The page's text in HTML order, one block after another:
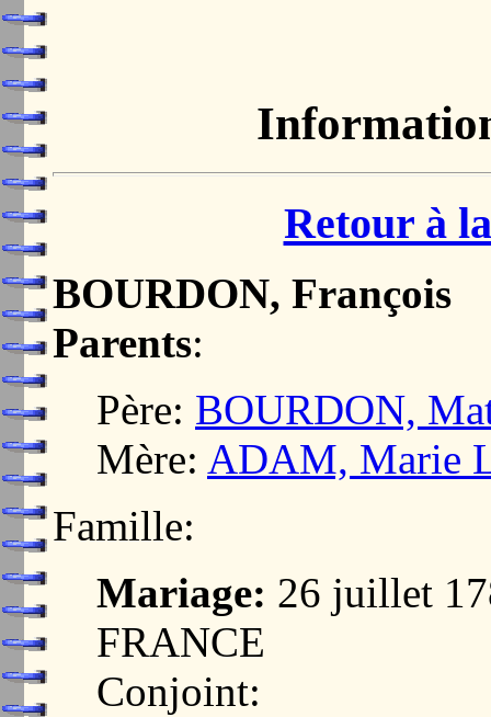
Retour à
BOURDON, François
Parents:
Père: BOURDON,
Mère: ADAM, Marie
Famille:
Mariage: 26 juillet
FRANCE
Conjoint: